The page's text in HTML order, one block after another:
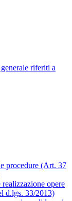
riferiti a
procedure (Art. 37
opere
d.lgs. 33/2013)